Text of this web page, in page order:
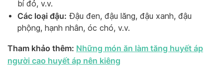
bí đỏ, v.v.
Các loại đậu: Đậu đen, đậu lăng, đậu xanh, đậu
phộng, hạnh nhân, óc chó, v.v.
Tham khảo thêm: Những món ăn làm tăng huyết áp
người cao huyết áp nên kiêng